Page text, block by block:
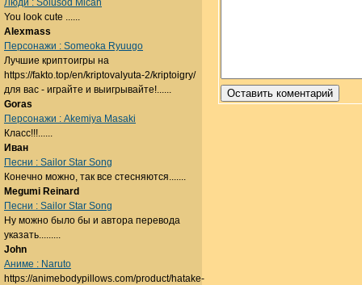
Люди : Solusod Micah
You look cute ......
Alexmass
Персонажи : Someoka Ryuugo
Лучшие криптоигры на
https://fakto.top/en/kriptovalyuta-2/kriptoigry/
для вас - играйте и выигрывайте!......
Goras
Персонажи : Akemiya Masaki
Класс!!!......
Иван
Песни : Sailor Star Song
Конечно можно, так все стесняются.......
Megumi Reinard
Песни : Sailor Star Song
Ну можно было бы и автора перевода
указать.........
John
Аниме : Naruto
https://animebodypillows.com/product/hatake-